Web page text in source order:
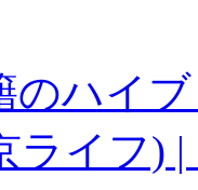
のハイ
ライフ)